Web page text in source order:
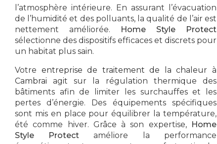
l’atmosphère intérieure. En assurant l’évacuation
de l’humidité et des polluants, la qualité de l’air est
nettement améliorée.
Home Style Protect
sélectionne des dispositifs efficaces et discrets pour
un habitat plus sain.
Votre entreprise de traitement de la chaleur à
Cambrai agit sur la régulation thermique des
bâtiments afin de limiter les surchauffes et les
pertes d’énergie. Des équipements spécifiques
sont mis en place pour équilibrer la température,
été comme hiver. Grâce à son expertise, Home
Style Protect améliore la performance